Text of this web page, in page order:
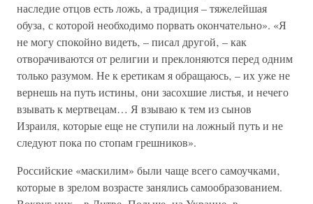
наследие отцов есть ложь‚ а традиция – тяжелейшая
обуза‚ с которой необходимо порвать окончательно». «Я
не могу спокойно видеть‚ – писал другой‚ – как
отворачиваются от религии и преклоняются перед одним
только разумом. Не к еретикам я обращаюсь‚ – их уже не
вернешь на путь истины‚ они засохшие листья‚ и нечего
взывать к мертвецам… Я взываю к тем из сынов
Израиля‚ которые еще не ступили на ложный путь и не
следуют пока по стопам грешников».
Российские «маскилим» были чаще всего самоучками‚
которые в зрелом возрасте занялись самообразованием.